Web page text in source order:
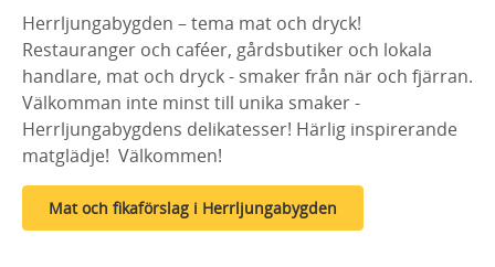
Herrljungabygden – tema mat och dryck!
Restauranger och caféer, gårdsbutiker och lokala
handlare, mat och dryck - smaker från när och fjärran.
Välkomman inte minst till unika smaker -
Herrljungabygdens delikatesser! Härlig inspirerande
matglädje! Välkommen!
Mat och fikaförslag i Herrljungabygden